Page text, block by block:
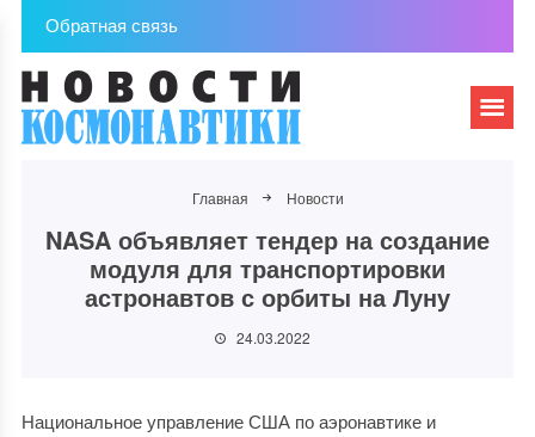
Обратная связь
Главная Новости
NASA объявляет тендер на создание
модуля для транспортировки
астронавтов с орбиты на Луну
24.03.2022
Национальное управление США по аэронавтике и